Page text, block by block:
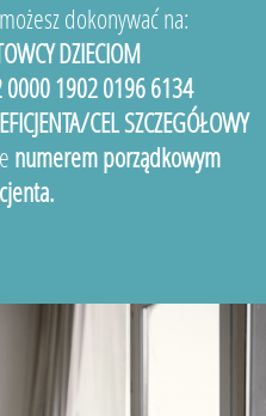
dokonywać na:
DZIECIOM
1902 0196 6134
CEL SZCZEGÓŁOWY
numerem porządkowym